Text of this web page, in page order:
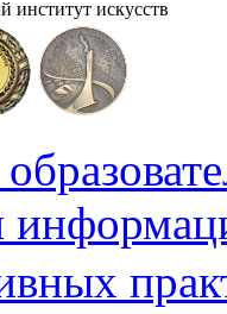
институт искусств